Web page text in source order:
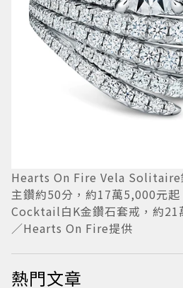
Hearts On Fire Vela Solitaire
主鑽約50分，約17萬5,000元起
Cocktail白K金鑽石套戒，約21
／Hearts On Fire提供
熱門文章